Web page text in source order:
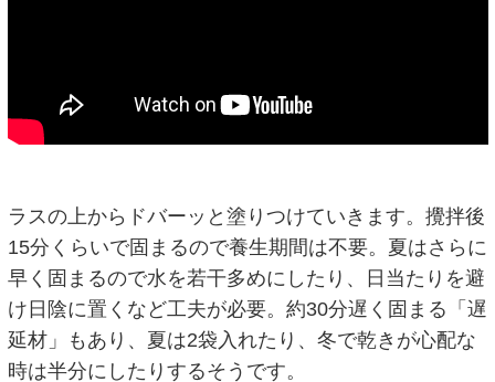
ラスの上からドバーッと塗りつけていきます。攪拌後
15分くらいで固まるので養生期間は不要。夏はさらに
早く固まるので水を若干多めにしたり、日当たりを避
け日陰に置くなど工夫が必要。約30分遅く固まる「遅
延材」もあり、夏は2袋入れたり、冬で乾きが心配な
時は半分にしたりするそうです。